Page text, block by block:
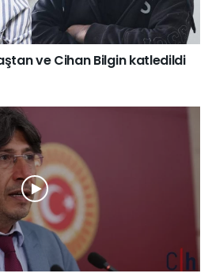
ve Cihan Bilgin katledildi